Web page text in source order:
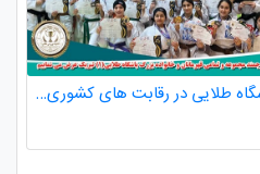
کسب مقام قهرمانی بانوان باشگاه طلایی در رقابت های کشوری کاراته